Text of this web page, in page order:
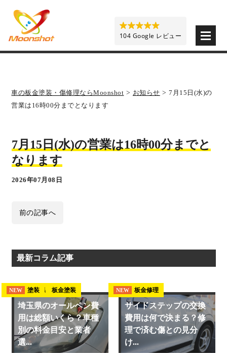
車の板金塗装・傷修理ならMoonshot > お知らせ >7月15日(水)の
営業は16時00分までとなります
7月15日(水)の営業は16時00分までと
なります
2026年07月08日
前の記事へ
最新コラム記事
NEW 埼玉県 板金塗装
NEW 塗装
埼玉県のオールペン費
用は総額いくら？車種
別の料金目安と業者
選...
NEW 板金修理
サイドステップの交換
費用は何で決まる？修
理で済む傷との見分
け...
104 Google レビュー